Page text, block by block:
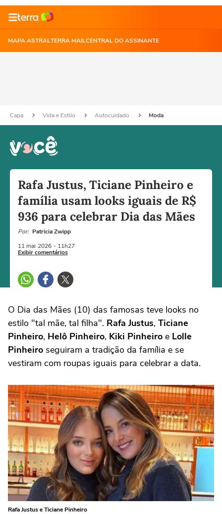
MAPA ASTRALTERRA MAILCENTRAL DO ASSINANTE
Capa Vida e Estilo Autocuidado Moda
Rafa Justus, Ticiane Pinheiro e
família usam looks iguais de R$
936 para celebrar Dia das Mães
Por: Patricia Zwipp
11 mai 2026 - 11h27
Exibir comentários
O Dia das Mães (10) das famosas teve looks no
estilo "tal mãe, tal filha". Rafa Justus, Ticiane
Pinheiro, Helô Pinheiro, Kiki Pinheiro e Lolle
Pinheiro seguiram a tradição da família e se
vestiram com roupas iguais para celebrar a data.
Rafa Justus e Ticiane Pinheiro